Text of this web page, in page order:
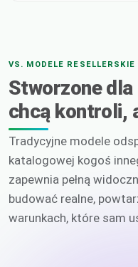
VS. MODELE RESELLERSKIE
Stworzone
chcą kontroli,
Tradycyjne modele
katalogowej kogoś
zapewnia pełną
budować realne,
warunkach, które sam